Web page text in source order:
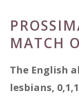
MATCH
The English
lesbians,